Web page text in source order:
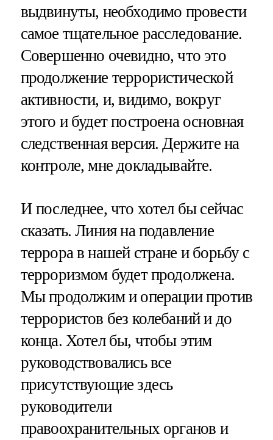
выдвинуты, необходимо провести
самое тщательное расследование.
Совершенно очевидно, что это
продолжение террористической
активности, и, видимо, вокруг
этого и будет построена основная
следственная версия. Держите на
контроле, мне докладывайте.
И последнее, что хотел бы сейчас
сказать. Линия на подавление
террора в нашей стране и борьбу с
терроризмом будет продолжена.
Мы продолжим и операции против
террористов без колебаний и до
конца. Хотел бы, чтобы этим
руководствовались все
присутствующие здесь
руководители
правоохранительных органов и